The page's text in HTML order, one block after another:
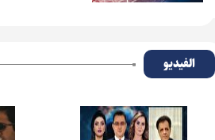
الفیدیو